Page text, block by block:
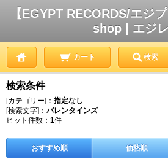
【EGYPT RECORDS/エジ
shop | エジ
カート 検索
検索条件
[カテゴリー]： 指定なし
[検索文字]： バレンタインズ
ヒット件数： 1件
おすすめ順 価格順